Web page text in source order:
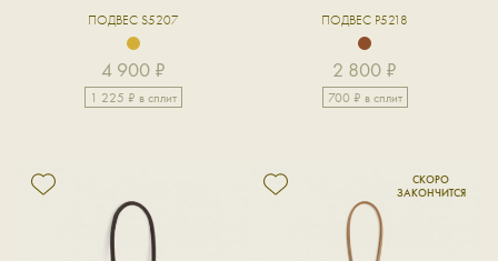
ПОДВЕС S5207
4 900 ₽
1 225 ₽ в сплит
ПОДВЕС P5218
2 800 ₽
700 ₽ в сплит